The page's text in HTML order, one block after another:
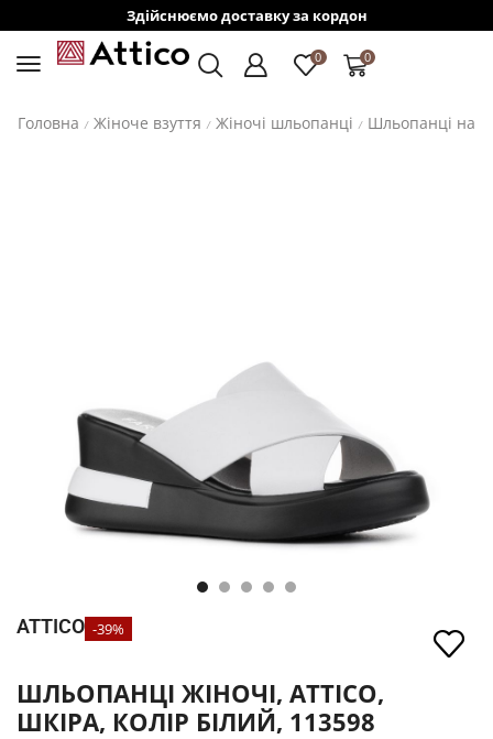
Здійснюємо доставку за кордон
0 0
Головна / Жіноче взуття / Жіночі шльопанці / Шльопанці на
ATTICO -39%
ШЛЬОПАНЦІ ЖІНОЧІ, ATTICO,
ШКІРА, КОЛІР БІЛИЙ, 113598